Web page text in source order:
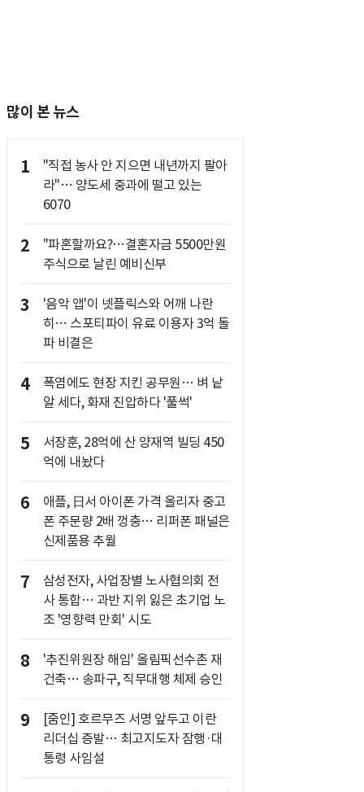
많이 본 뉴스
1
"직접 농사 안 지으면 내년까지 팔아
라"… 양도세 중과에 떨고 있는
6070
2
"파혼할까요?…결혼자금 5500만원
주식으로 날린 예비신부
3
'음악 앱'이 넷플릭스와 어깨 나란
히… 스포티파이 유료 이용자 3억 돌
파 비결은
4
폭염에도 현장 지킨 공무원… 벼 낱
알 세다, 화재 진압하다 '풀썩'
5
서장훈, 28억에 산 양재역 빌딩 450
억에 내놨다
6
애플, 日서 아이폰 가격 올리자 중고
폰 주문량 2배 껑충… 리퍼폰 패널은
신제품용 추월
7
삼성전자, 사업장별 노사협의회 전
사 통합… 과반 지위 잃은 초기업 노
조 '영향력 만회' 시도
8
'추진위원장 해임' 올림픽선수촌 재
건축… 송파구, 직무대행 체제 승인
9
[줌인] 호르무즈 서명 앞두고 이란
리더십 증발… 최고지도자 잠행·대
통령 사임설